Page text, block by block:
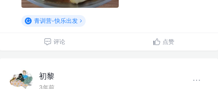
青训营-快乐出发
评论 点赞
初黎
3年前